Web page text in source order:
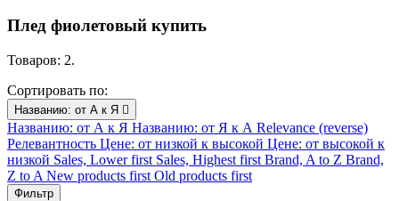
Плед фиолетовый купить
Товаров: 2.
Сортировать по:
Названию: от А к Я 
Названию: от А к Я Названию: от Я к А Relevance (reverse)
Релевантность Цене: от низкой к высокой Цене: от высокой к
низкой Sales, Lower first Sales, Highest first Brand, A to Z Brand,
Z to A New products first Old products first
Фильтр